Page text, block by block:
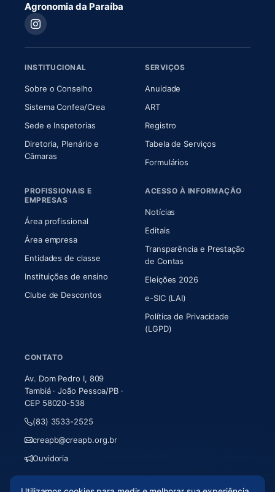
Agronomia da Paraíba
INSTITUCIONAL
Sobre o Conselho(abre em nova aba)
Sistema Confea/Crea(abre em nova aba)
Sede e Inspetorias
Diretoria, Plenário e
Câmaras(abre em nova aba)
SERVIÇOS
Anuidade
ART(abre em nova aba)
Registro
Tabela de Serviços
Formulários
PROFISSIONAIS E
EMPRESAS
Área profissional
Área empresa
Entidades de classe
Instituições de ensino
Clube de Descontos
ACESSO À INFORMAÇÃO
Notícias
Editais
Transparência e Prestação
de Contas
Eleições 2026
e-SIC (LAI)
Política de Privacidade
(LGPD)
CONTATO
Av. Dom Pedro I, 809
Tambiá · João Pessoa/PB ·
CEP 58020-538
(83) 3533-2525
creapb@creapb.org.br
Ouvidoria